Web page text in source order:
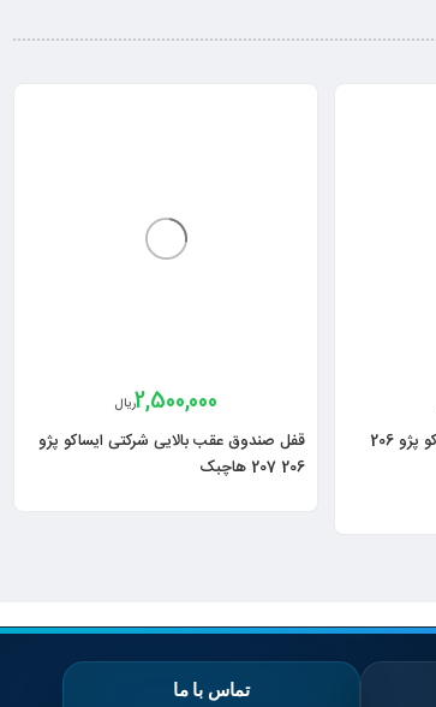
قفل صندوق عقب شرکتی ایساکو پژو 206
2,500,000ریال
قفل صندوق عقب بالایی شرکتی ایساکو پژو
206 207 هاچبک
تماس با ما